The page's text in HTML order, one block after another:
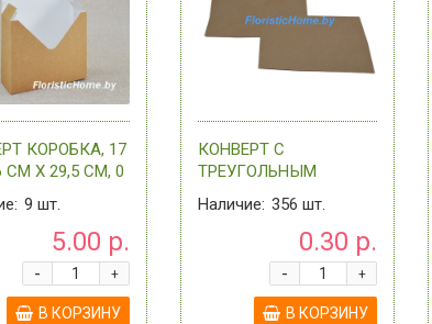
КОРОБКА, 17
СМ Х 29,5 СМ, 0
9 шт.
5.00 р.
+
-
В КОРЗИНУ
КОНВЕРТ С
ТРЕУГОЛЬНЫМ
КЛАПАНОМ, H 16 СМ Х
23 СМ, 0 - В
АССОРТИМЕНТЕ
Наличие: 356 шт.
0.30 р.
+
-
В КОРЗИНУ